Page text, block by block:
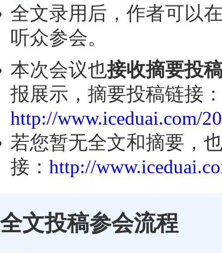
全文录用后，作者可以
听众参会。
本次会议也接收摘要投
报展示，摘要投稿链接
http://www.iceduai.com/
若您暂无全文和摘要，
接： http://
全文投稿参会流程